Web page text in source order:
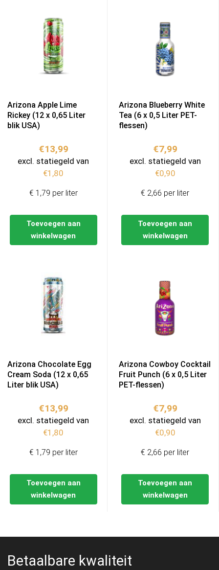
Arizona Apple Lime
Rickey (12 x 0,65 Liter
blik USA)
€13,99
excl. statiegeld van
€1,80
Toevoegen aan
winkelwagen
€ 1,79 per liter
Arizona Blueberry White
Tea (6 x 0,5 Liter PET-
flessen)
€7,99
excl. statiegeld van
€0,90
Toevoegen aan
winkelwagen
€ 2,66 per liter
Arizona Chocolate Egg
Cream Soda (12 x 0,65
Liter blik USA)
€13,99
excl. statiegeld van
€1,80
Toevoegen aan
winkelwagen
€ 1,79 per liter
Arizona Cowboy Cocktail
Fruit Punch (6 x 0,5 Liter
PET-flessen)
€7,99
excl. statiegeld van
€0,90
Toevoegen aan
winkelwagen
€ 2,66 per liter
Betaalbare kwaliteit